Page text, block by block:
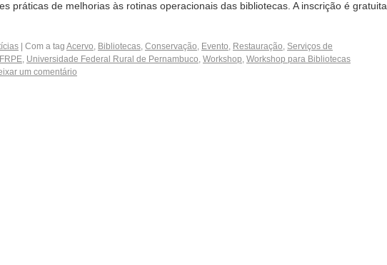
práticas de melhorias às rotinas operacionais das bibliotecas. A inscrição é gratuita
Com a tag Acervo, Bibliotecas, Conservação, Evento, Restauração, Serviços de
, Universidade Federal Rural de Pernambuco, Workshop, Workshop para Bibliotecas
um comentário